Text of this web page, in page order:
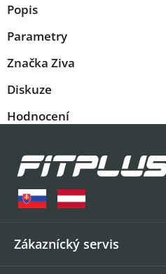
Popis
Parametry
Značka Ziva
Diskuze
Hodnocení
Zákaznícký servis